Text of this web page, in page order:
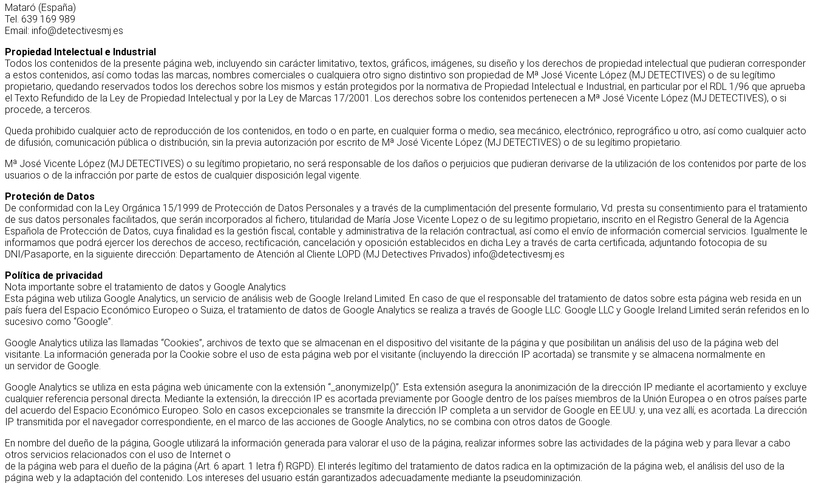
Mataró (España)
Tel. 639 169 989
Email: info@detectivesmj.es
Propiedad Intelectual e Industrial
Todos los contenidos de la presente página web, incluyendo sin carácter limitativo, textos, gráficos, imágenes, su diseño y los derechos de propiedad intelectual que pudieran corresponder
a estos contenidos, así como todas las marcas, nombres comerciales o cualquiera otro signo distintivo son propiedad de Mª José Vicente López (MJ DETECTIVES) o de su legítimo
propietario, quedando reservados todos los derechos sobre los mismos y están protegidos por la normativa de Propiedad Intelectual e Industrial, en particular por el RDL 1/96 que aprueba
el Texto Refundido de la Ley de Propiedad Intelectual y por la Ley de Marcas 17/2001. Los derechos sobre los contenidos pertenecen a Mª José Vicente López (MJ DETECTIVES), o si
procede, a terceros.
Queda prohibido cualquier acto de reproducción de los contenidos, en todo o en parte, en cualquier forma o medio, sea mecánico, electrónico, reprográfico u otro, así como cualquier acto
de difusión, comunicación pública o distribución, sin la previa autorización por escrito de Mª José Vicente López (MJ DETECTIVES) o de su legítimo propietario.
Mª José Vicente López (MJ DETECTIVES) o su legítimo propietario, no será responsable de los daños o perjuicios que pudieran derivarse de la utilización de los contenidos por parte de los
usuarios o de la infracción por parte de estos de cualquier disposición legal vigente.
Proteción de Datos
De conformidad con la Ley Orgánica 15/1999 de Protección de Datos Personales y a través de la cumplimentación del presente formulario, Vd. presta su consentimiento para el tratamiento
de sus datos personales facilitados, que serán incorporados al fichero, titularidad de María Jose Vicente Lopez o de su legitimo propietario, inscrito en el Registro General de la Agencia
Española de Protección de Datos, cuya finalidad es la gestión fiscal, contable y administrativa de la relación contractual, así como el envío de información comercial servicios. Igualmente le
informamos que podrá ejercer los derechos de acceso, rectificación, cancelación y oposición establecidos en dicha Ley a través de carta certificada, adjuntando fotocopia de su
DNI/Pasaporte, en la siguiente dirección: Departamento de Atención al Cliente LOPD (MJ Detectives Privados) info@detectivesmj.es
Política de privacidad
Nota importante sobre el tratamiento de datos y Google Analytics
Esta página web utiliza Google Analytics, un servicio de análisis web de Google Ireland Limited. En caso de que el responsable del tratamiento de datos sobre esta página web resida en un
país fuera del Espacio Económico Europeo o Suiza, el tratamiento de datos de Google Analytics se realiza a través de Google LLC. Google LLC y Google Ireland Limited serán referidos en lo
sucesivo como “Google”.
Google Analytics utiliza las llamadas “Cookies”, archivos de texto que se almacenan en el dispositivo del visitante de la página y que posibilitan un análisis del uso de la página web del
visitante. La información generada por la Cookie sobre el uso de esta página web por el visitante (incluyendo la dirección IP acortada) se transmite y se almacena normalmente en
un servidor de Google.
Google Analytics se utiliza en esta página web únicamente con la extensión “_anonymizeIp()”. Esta extensión asegura la anonimización de la dirección IP mediante el acortamiento y excluye
cualquier referencia personal directa. Mediante la extensión, la dirección IP es acortada previamente por Google dentro de los países miembros de la Unión Europea o en otros países parte
del acuerdo del Espacio Económico Europeo. Solo en casos excepcionales se transmite la dirección IP completa a un servidor de Google en EE.UU. y, una vez allí, es acortada. La dirección
IP transmitida por el navegador correspondiente, en el marco de las acciones de Google Analytics, no se combina con otros datos de Google.
En nombre del dueño de la página, Google utilizará la información generada para valorar el uso de la página, realizar informes sobre las actividades de la página web y para llevar a cabo
otros servicios relacionados con el uso de Internet o
de la página web para el dueño de la página (Art. 6 apart. 1 letra f) RGPD). El interés legítimo del tratamiento de datos radica en la optimización de la página web, el análisis del uso de la
página web y la adaptación del contenido. Los intereses del usuario están garantizados adecuadamente mediante la pseudominización.